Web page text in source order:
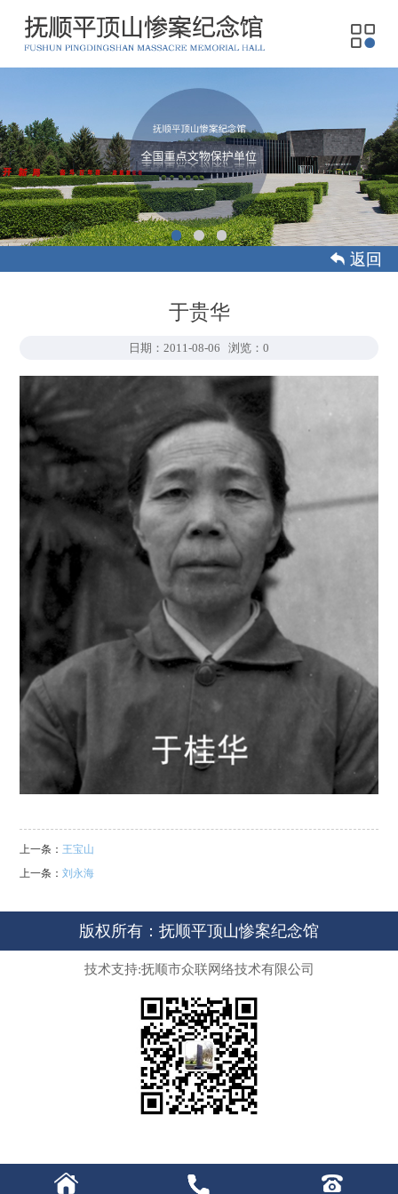
 返回
于贵华
日期：2011-08-06 浏览：0
上一条： 王宝山
上一条：刘永海
版权所有：抚顺平顶山惨案纪念馆
技术支持:抚顺市众联网络技术有限公司
  